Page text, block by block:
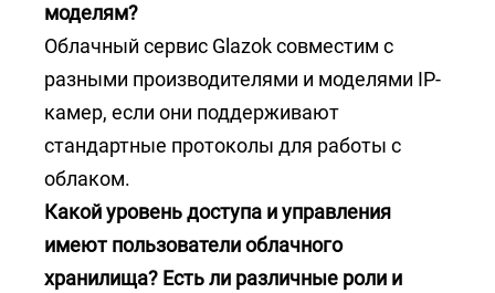
моделям?
Облачный сервис Glazok совместим с
разными производителями и моделями IP-
камер, если они поддерживают
стандартные протоколы для работы с
облаком.
Какой уровень доступа и управления
имеют пользователи облачного
хранилища? Есть ли различные роли и